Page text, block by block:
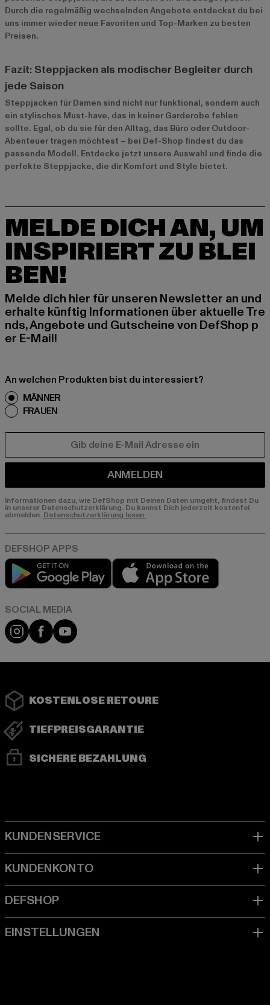
Durch die regelmäßig wechselnden Angebote entdeckst du bei
uns immer wieder neue Favoriten und Top-Marken zu besten
Preisen.
Fazit: Steppjacken als modischer Begleiter durch
jede Saison
Steppjacken für Damen sind nicht nur funktional, sondern auch
ein stylisches Must-have, das in keiner Garderobe fehlen
sollte. Egal, ob du sie für den Alltag, das Büro oder Outdoor-
Abenteuer tragen möchtest – bei Def-Shop findest du das
passende Modell. Entdecke jetzt unsere Auswahl und finde die
perfekte Steppjacke, die dir Komfort und Style bietet.
MELDE DICH AN, UM
INSPIRIERT ZU BLEI
BEN!
Melde dich hier für unseren Newsletter an und
erhalte künftig Informationen über aktuelle Tre
nds, Angebote und Gutscheine von DefShop p
er E-Mail!
An welchen Produkten bist du interessiert?
MÄNNER
FRAUEN
ANMELDEN
Informationen dazu, wie DefShop mit Deinen Daten umgeht, findest Du
in unserer Datenschutzerklärung. Du kannst Dich jederzeit kostenfei
abmelden. Datenschutzerklärung lesen.
Play market
Instagram
FacebookYouTube
KOSTENLOSE RETOURE
TIEFPREISGARANTIE
SICHERE BEZAHLUNG